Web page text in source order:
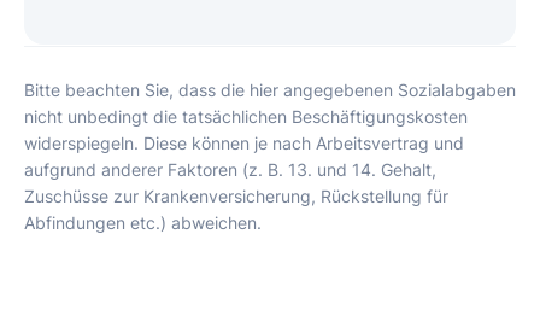
Bitte beachten Sie, dass die hier angegebenen Sozialabgaben
nicht unbedingt die tatsächlichen Beschäftigungskosten
widerspiegeln. Diese können je nach Arbeitsvertrag und
aufgrund anderer Faktoren (z. B. 13. und 14. Gehalt,
Zuschüsse zur Krankenversicherung, Rückstellung für
Abfindungen etc.) abweichen.